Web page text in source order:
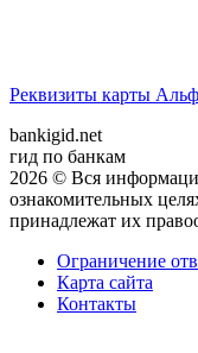
Реквизиты карты
bankigid.net
гид по банкам
2026 © Вся
ознакомительных
принадлежат их
Ограничение
Карта сайта
Контакты